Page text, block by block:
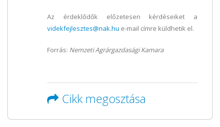
Az érdeklődők előzetesen kérdéseiket a
videkfejlesztes@nak.hu e-mail címre küldhetik el.
Forrás: Nemzeti Agrárgazdasági Kamara
Cikk megosztása